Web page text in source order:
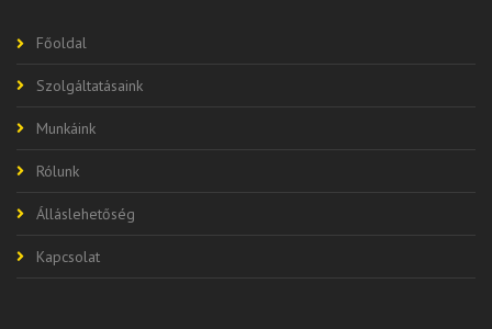
Főoldal
Szolgáltatásaink
Munkáink
Rólunk
Álláslehetőség
Kapcsolat